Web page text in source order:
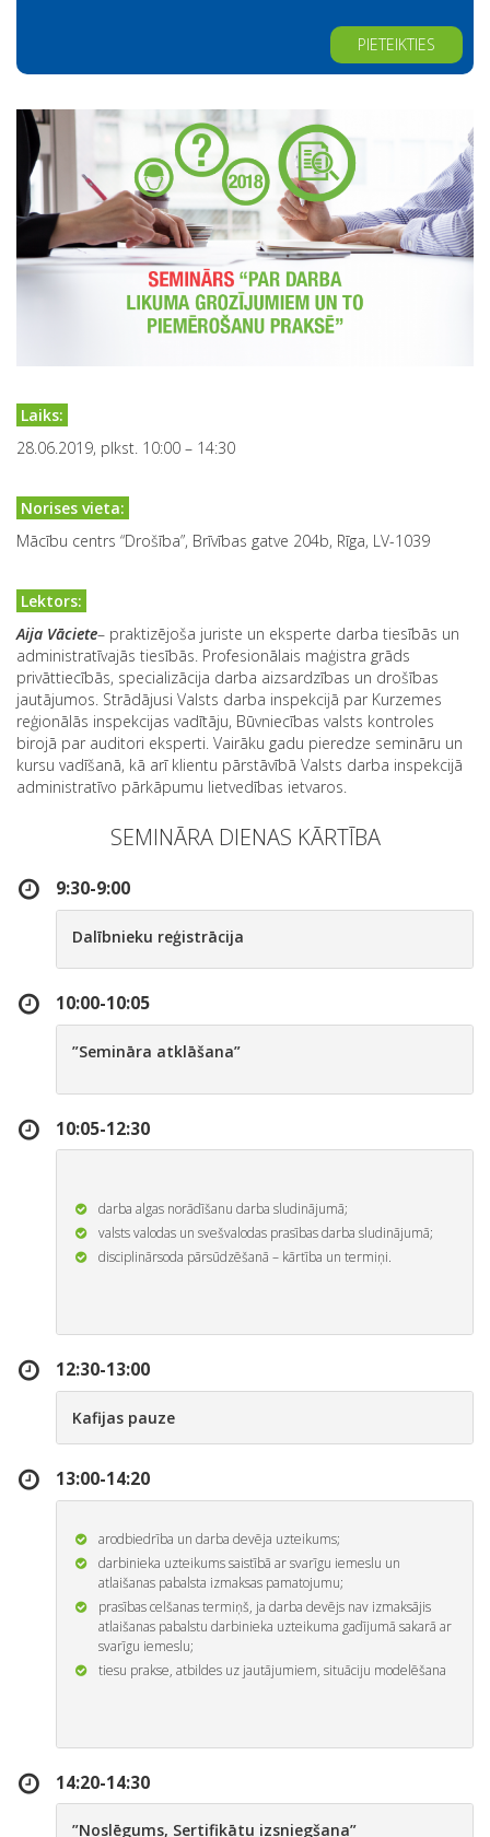
Alternative:
Laiks:
28.06.2019, plkst. 10:00 – 14:30
Norises vieta:
Mācību centrs “Drošība”, Brīvības gatve 204b, Rīga, LV-1039
Lektors:
Aija Vāciete– praktizējoša juriste un eksperte darba tiesībās un
administratīvajās tiesībās. Profesionālais maģistra grāds
privāttiecībās, specializācija darba aizsardzības un drošības
jautājumos. Strādājusi Valsts darba inspekcijā par Kurzemes
reģionālās inspekcijas vadītāju, Būvniecības valsts kontroles
birojā par auditori eksperti. Vairāku gadu pieredze semināru un
kursu vadīšanā, kā arī klientu pārstāvībā Valsts darba inspekcijā
administratīvo pārkāpumu lietvedības ietvaros.
SEMINĀRA DIENAS KĀRTĪBA
9:30-9:00
Dalībnieku reģistrācija
10:00-10:05
”Semināra atklāšana”
10:05-12:30
darba algas norādīšanu darba sludinājumā;
valsts valodas un svešvalodas prasības darba sludinājumā;
disciplinārsoda pārsūdzēšanā – kārtība un termiņi.
12:30-13:00
Kafijas pauze
13:00-14:20
arodbiedrība un darba devēja uzteikums;
darbinieka uzteikums saistībā ar svarīgu iemeslu un
atlaišanas pabalsta izmaksas pamatojumu;
prasības celšanas termiņš, ja darba devējs nav izmaksājis
atlaišanas pabalstu darbinieka uzteikuma gadījumā sakarā ar
svarīgu iemeslu;
tiesu prakse, atbildes uz jautājumiem, situāciju modelēšana
14:20-14:30
”Noslēgums, Sertifikātu izsniegšana”